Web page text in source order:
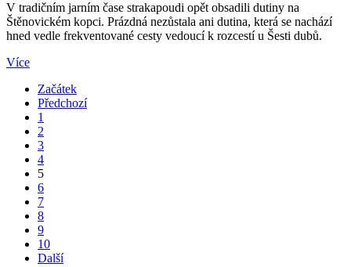
V tradičním jarním čase strakapoudi opět obsadili dutiny na
Štěnovickém kopci. Prázdná nezůstala ani dutina, která se nachází
hned vedle frekventované cesty vedoucí k rozcestí u Šesti dubů.
Více
Začátek
Předchozí
1
2
3
4
5
6
7
8
9
10
Další